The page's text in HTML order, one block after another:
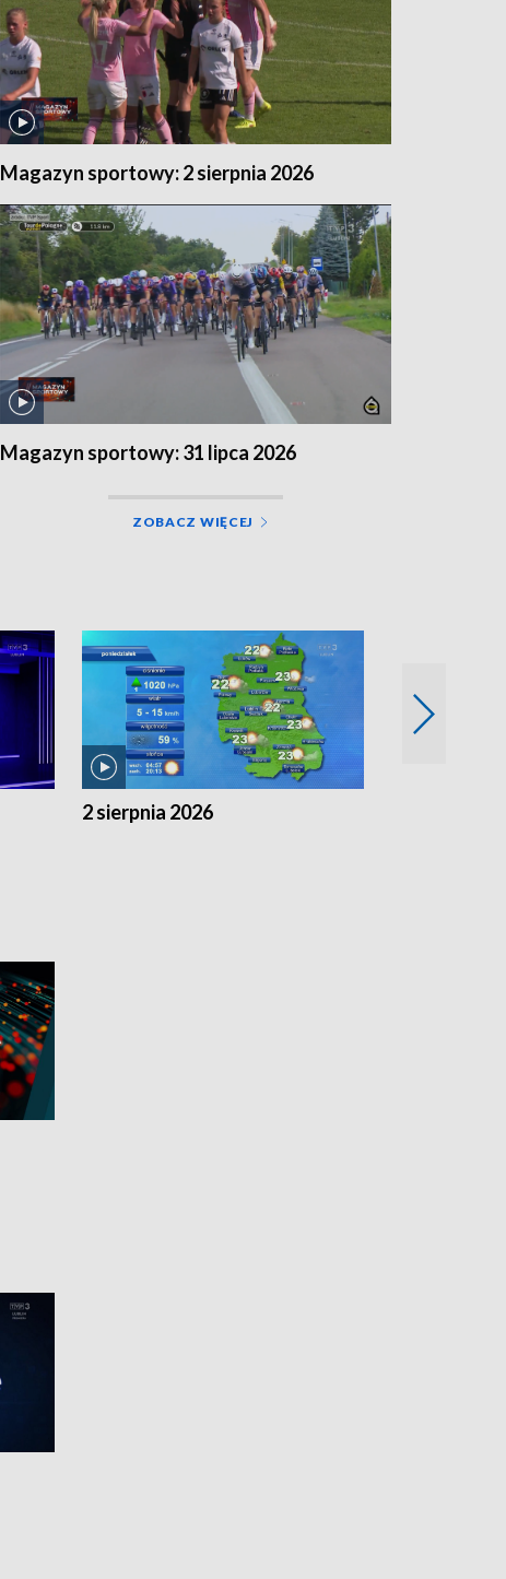
Magazyn sportowy: 2 sierpnia 2026
Magazyn sportowy: 31 lipca 2026
ZOBACZ WIĘCEJ
2 sierpnia 2026